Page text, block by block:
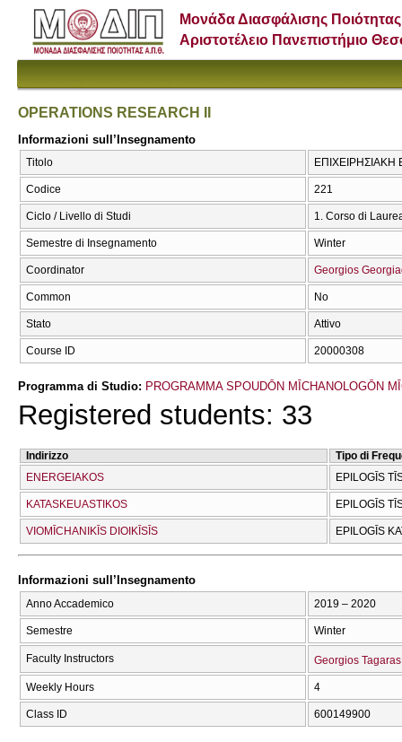
Μονάδα Διασφάλισης Ποιότητας
Αριστοτέλειο Πανεπιστήμιο
OPERATIONS RESEARCH II
Informazioni sull’Insegnamento
Titolo ΕΠΙΧΕΙΡΗΣΙΑΚΗ
Codice 221
Ciclo / Livello di Studi 1. Corso di
Semestre di Insegnamento Winter
Coordinator Georgios
Common No
Stato Attivo
Course ID 20000308
Programma di Studio: PROGRAMMA SPOUDŌN MĪCΗANOLOGŌN
Registered students: 33
Indirizzo
Tipo di
ENERGEIAKOS
EPILOGĪS
KATASKEUASTIKOS EPILOGĪS
VIOMĪCΗANIKĪS DIOIKĪSĪS EPILOGĪS
Informazioni sull’Insegnamento
Anno Accademico 2019 – 2020
Semestre Winter
Faculty Instructors Georgios Tagaras
Weekly Hours 4
Class ID 600149900